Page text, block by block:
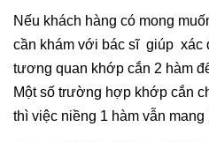
Nếu khách hàng có mong
cần khám với bác sĩ giúp xác
tương quan khớp cắn 2 hàm
Một số trường hợp khớp cắn
thì việc niềng 1 hàm vẫn mang